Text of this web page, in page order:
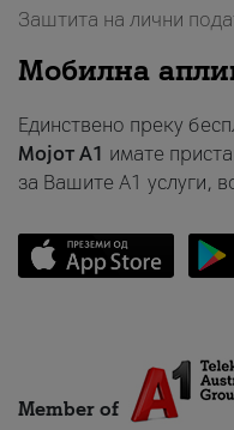
Заштита на лични
Мобилна
Единствено преку
Мојот A1 имате
за Вашите A1 услуги,
Member of